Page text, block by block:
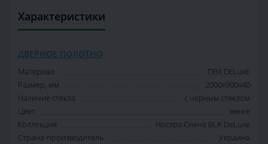
Характеристики
ДВЕРНОЕ ПОЛОТНО
Материал
ПВХ DELuxE
Размер, мм
2000x900x40
Наличие стекла
с черным стеклом
Цвет
венге
Коллекция
Ностра Сиена BLK DeLuxe
Страна-производитель
Украина